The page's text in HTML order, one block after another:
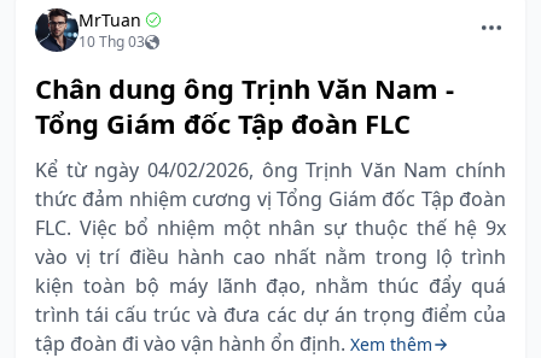
MrTuan
10 Thg 03
Chân dung ông Trịnh Văn Nam -
Tổng Giám đốc Tập đoàn FLC
Kể từ ngày 04/02/2026, ông Trịnh Văn Nam chính
thức đảm nhiệm cương vị Tổng Giám đốc Tập đoàn
FLC. Việc bổ nhiệm một nhân sự thuộc thế hệ 9x
vào vị trí điều hành cao nhất nằm trong lộ trình
kiện toàn bộ máy lãnh đạo, nhằm thúc đẩy quá
trình tái cấu trúc và đưa các dự án trọng điểm của
tập đoàn đi vào vận hành ổn định. Xem thêm